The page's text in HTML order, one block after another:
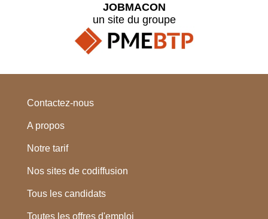
JOBMACON
un site du groupe
Contactez-nous
A propos
Notre tarif
Nos sites de codiffusion
Tous les candidats
Toutes les offres d'emploi